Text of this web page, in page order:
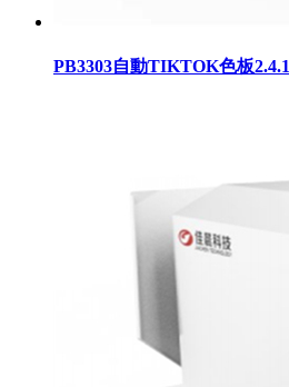
PB3303自動TIKTOK色板2.4.1